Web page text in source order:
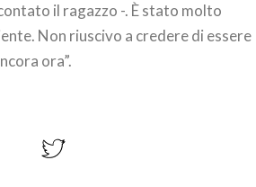
il ragazzo -. È stato molto
Non riuscivo a credere di essere
ora”.